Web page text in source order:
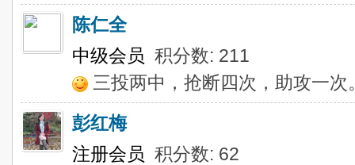
陈仁全
中级会员 积分数: 211
三投两中，抢断四次，助攻一次
彭红梅
注册会员 积分数: 62